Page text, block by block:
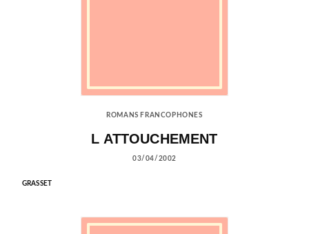
ROMANS FRANCOPHONES
L ATTOUCHEMENT
03/04/2002
GRASSET